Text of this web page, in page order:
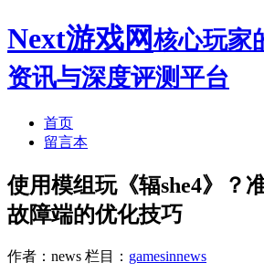
Next游戏网核心玩家
资讯与深度评测平台
首页
留言本
使用模组玩《辐she4》？
故障端的优化技巧
作者：news 栏目： gamesinnews